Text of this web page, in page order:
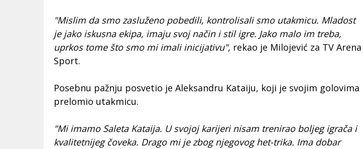
"Mislim da smo zasluženo pobedili, kontrolisali smo utakmicu. Mladost
je jako iskusna ekipa, imaju svoj način i stil igre. Jako malo im treba,
uprkos tome što smo mi imali inicijativu", rekao je Milojević za TV Arena
Sport.
Posebnu pažnju posvetio je Aleksandru Kataiju, koji je svojim golovima
prelomio utakmicu.
"Mi imamo Saleta Kataija. U svojoj karijeri nisam trenirao boljeg igrača i
kvalitetnijeg čoveka. Drago mi je zbog njegovog het-trika. Ima dobar